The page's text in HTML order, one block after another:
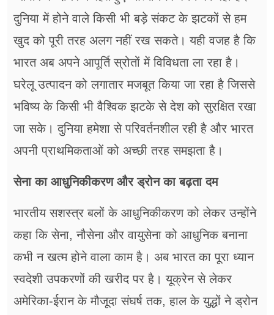
दुनिया में होने वाले किसी भी बड़े संकट के झटकों से हम
खुद को पूरी तरह अलग नहीं रख सकते। यही वजह है कि
भारत अब अपने आपूर्ति स्रोतों में विविधता ला रहा है।
घरेलू उत्पादन को लगातार मजबूत किया जा रहा है जिससे
भविष्य के किसी भी वैश्विक झटके से देश को सुरक्षित रखा
जा सके। दुनिया हमेशा से परिवर्तनशील रही है और भारत
अपनी प्राथमिकताओं को अच्छी तरह समझता है।
सेना का आधुनिकीकरण और ड्रोन का बढ़ता दम
भारतीय सशस्त्र बलों के आधुनिकीकरण को लेकर उन्होंने
कहा कि सेना, नौसेना और वायुसेना को आधुनिक बनाना
कभी न खत्म होने वाला काम है। अब भारत का पूरा ध्यान
स्वदेशी उपकरणों की खरीद पर है। यूक्रेन से लेकर
अमेरिका-ईरान के मौजूदा संघर्ष तक, हाल के युद्धों ने ड्रोन